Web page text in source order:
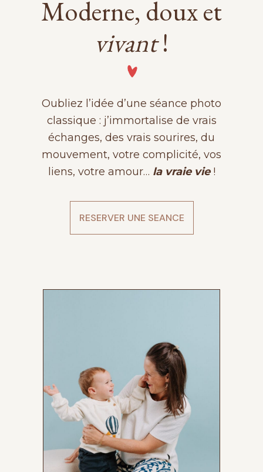
Moderne, doux et
vivant!
Oubliez l’idée d’une séance photo
classique : j’immortalise de vrais
échanges, des vrais sourires, du
mouvement, votre complicité, vos
liens, votre amour… la vraie vie !
RESERVER UNE SEANCE